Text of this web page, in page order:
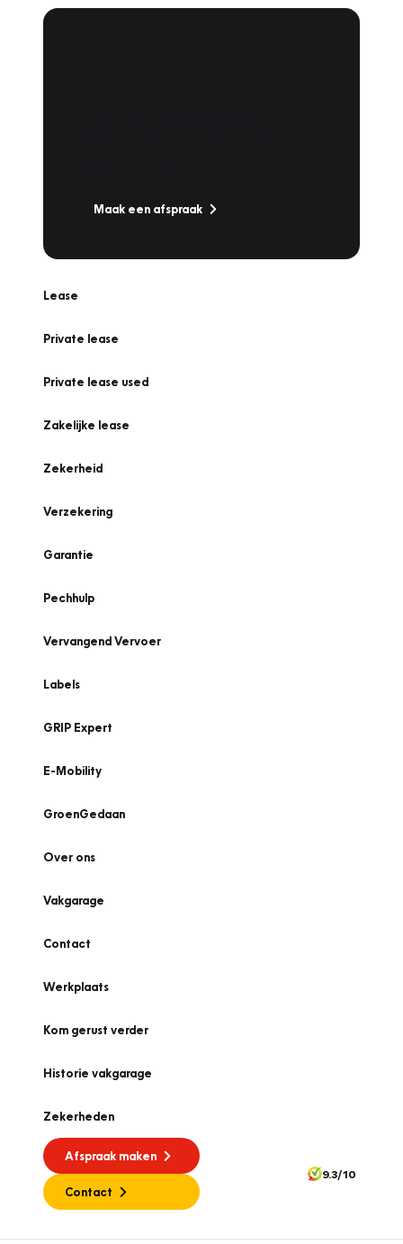
Maak een afspraak
Lease
Private lease
Private lease used
Zakelijke lease
Zekerheid
Verzekering
Garantie
Pechhulp
Vervangend Vervoer
Labels
GRIP Expert
E-Mobility
GroenGedaan
Over ons
Vakgarage
Contact
Werkplaats
Kom gerust verder
Historie vakgarage
Zekerheden
Afspraak maken
Contact
9.3/10